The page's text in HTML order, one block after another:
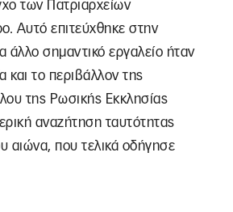
των Πατριαρχείων
Αυτό επιτεύχθηκε στην
άλλο σημαντικό εργαλείο ήταν
και το περιβάλλον της
της Ρωσικής Εκκλησίας
αναζήτηση ταυτότητας
αιώνα, που τελικά οδήγησε